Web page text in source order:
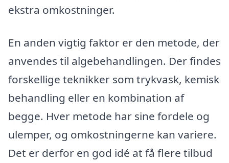
ekstra omkostninger.
En anden vigtig faktor er den metode, der
anvendes til algebehandlingen. Der findes
forskellige teknikker som trykvask, kemisk
behandling eller en kombination af
begge. Hver metode har sine fordele og
ulemper, og omkostningerne kan variere.
Det er derfor en god idé at få flere tilbud